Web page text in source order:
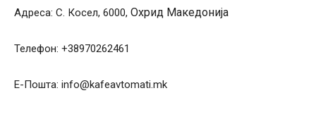
Адреса: С. Косел, 6000, Охрид Македонија
Телефон: +38970262461
Е-Пошта: info@kafeavtomati.mk